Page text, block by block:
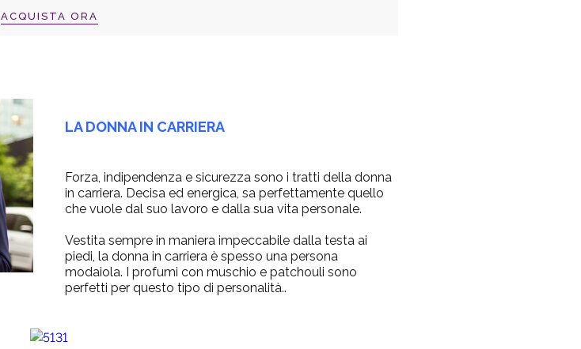
ACQUISTA ORA
LA DONNA IN CARRIERA
Forza, indipendenza e sicurezza sono i tratti della donna
in carriera. Decisa ed energica, sa perfettamente quello
che vuole dal suo lavoro e dalla sua vita personale.
Vestita sempre in maniera impeccabile dalla testa ai
piedi, la donna in carriera è spesso una persona
modaiola. I profumi con muschio e patchouli sono
perfetti per questo tipo di personalità..